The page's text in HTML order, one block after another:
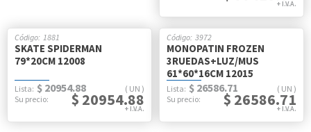
1881
SKATE SPIDERMAN
79*20CM 12008
UN
$ 20954.88
$ 20954.88
3972
MONOPATIN FROZEN
3RUEDAS+LUZ/MUS
61*60*16CM 12015
UN
$ 26586.71
$ 26586.71